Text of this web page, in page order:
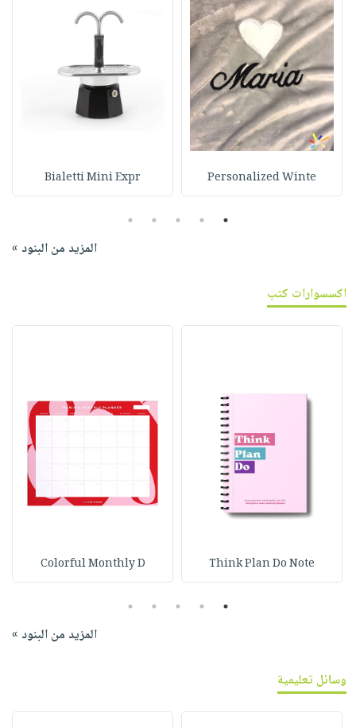
Personalized Winte
Bialetti Mini Expr
1
2
3
4
5
المزيد من البنود »
اكسسوارات كتب
Think Plan Do Note
Colorful Monthly D
1
2
3
4
5
المزيد من البنود »
وسائل تعليمية